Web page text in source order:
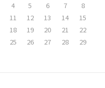
4 5 6 7
8
11 12 13 14
15
18 19 20 21
22
25 26 27 28
29